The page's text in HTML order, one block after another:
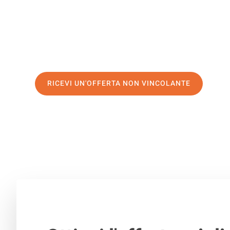
RICEVI UN'OFFERTA NON VINCOLANTE